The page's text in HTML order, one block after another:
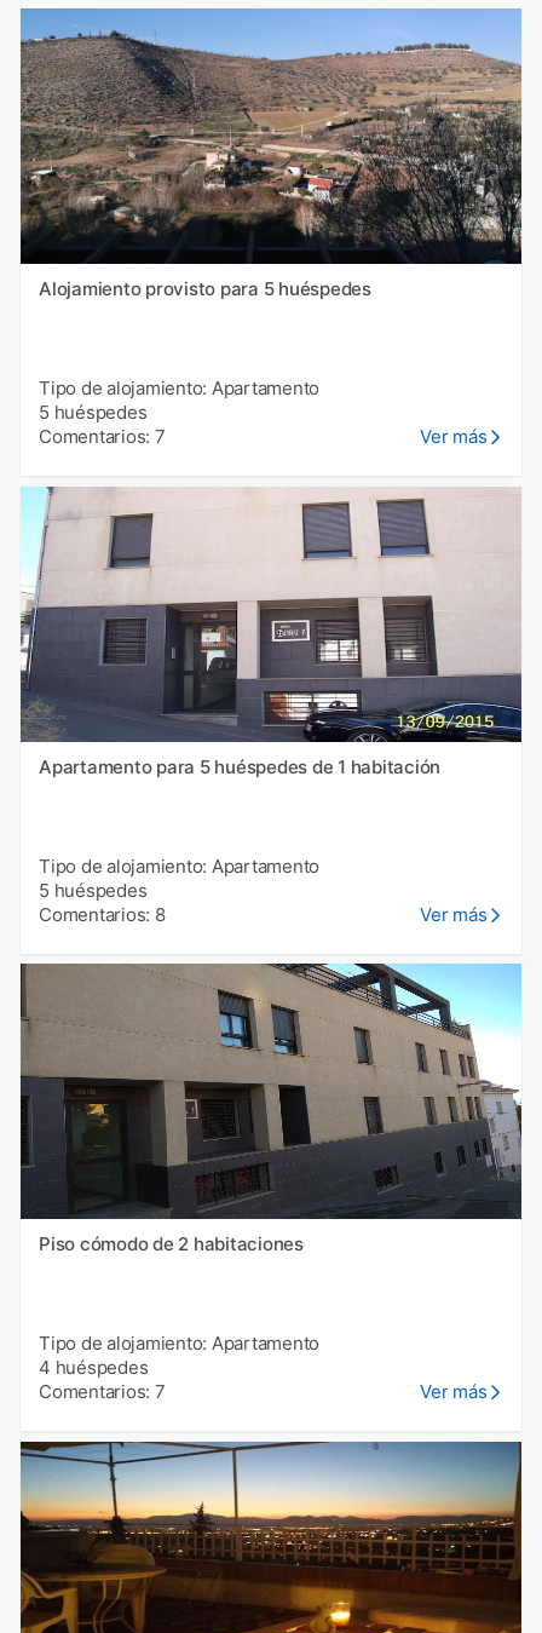
Alojamiento provisto para 5 huéspedes
Tipo de alojamiento: Apartamento
5 huéspedes
Comentarios: 7
Ver más
Apartamento para 5 huéspedes de 1 habitación
Tipo de alojamiento: Apartamento
5 huéspedes
Comentarios: 8
Ver más
Piso cómodo de 2 habitaciones
Tipo de alojamiento: Apartamento
4 huéspedes
Comentarios: 7
Ver más